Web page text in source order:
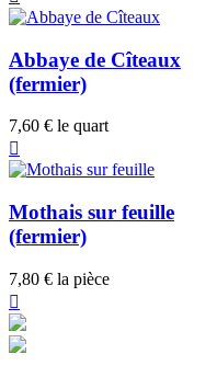
Abbaye de Cîteaux
(fermier)
7,60 € le quart

Mothais sur feuille
(fermier)
7,80 € la pièce
